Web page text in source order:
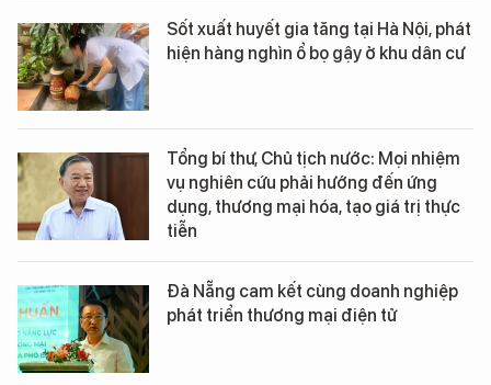
Sốt xuất huyết gia tăng tại Hà Nội, phát
hiện hàng nghìn ổ bọ gậy ở khu dân cư
Tổng bí thư, Chủ tịch nước: Mọi nhiệm
vụ nghiên cứu phải hướng đến ứng
dụng, thương mại hóa, tạo giá trị thực
tiễn
Đà Nẵng cam kết cùng doanh nghiệp
phát triển thương mại điện tử